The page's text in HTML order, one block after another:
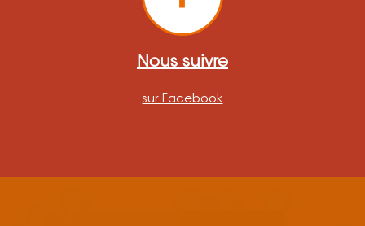
Nous suivre
sur Facebook